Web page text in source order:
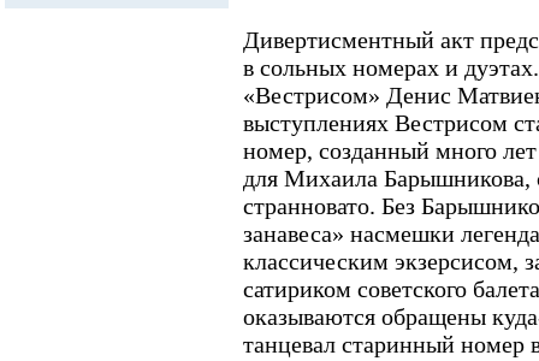
Дивертисментный акт
в сольных номерах и
«Вестрисом» Денис
выступлениях Вестрисом
номер, созданный много
для Михаила Барышникова,
странновато. Без
занавеса» насмешки
классическим экзерсисом,
сатириком советского
оказываются обращены
танцевал старинный номер